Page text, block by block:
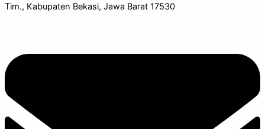
Tim., Kabupaten Bekasi, Jawa Barat 17530